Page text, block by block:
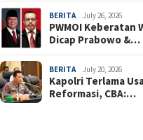
BERITA July 26, 2026
PWMOI Keberatan
Dicap Prabowo &…
BERITA July 20, 2026
Kapolri Terlama
Reformasi, CBA:…